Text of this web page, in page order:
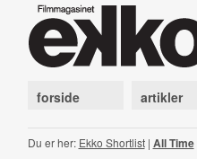
forside artikler
Du er her: Ekko Shortlist| All Time